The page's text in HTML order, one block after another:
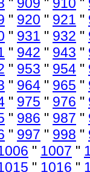
" 920 " 921 "
" 931 " 932 "
" 942 " 943 "
" 953 " 954 "
" 964 " 965 "
" 975 " 976 "
" 986 " 987 "
" 997 " 998 "
" 1007 "
" 1016 "